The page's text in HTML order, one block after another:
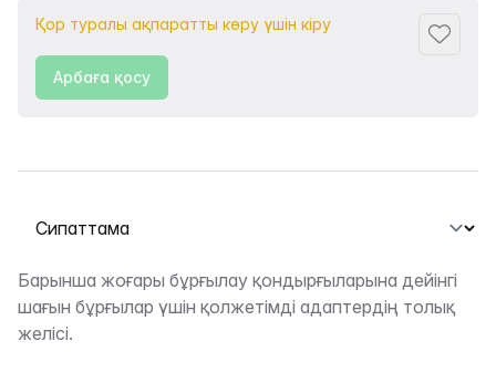
Қор туралы ақпаратты көру үшін кіру
Арбаға қосу
Қойындыны таңдау
Сипаттама
Барынша жоғары бұрғылау қондырғыларына дейінгі
шағын бұрғылар үшін қолжетімді адаптердің толық
желісі.